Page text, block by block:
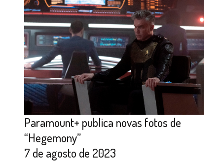
Paramount+ publica novas fotos de
“Hegemony”
7 de agosto de 2023